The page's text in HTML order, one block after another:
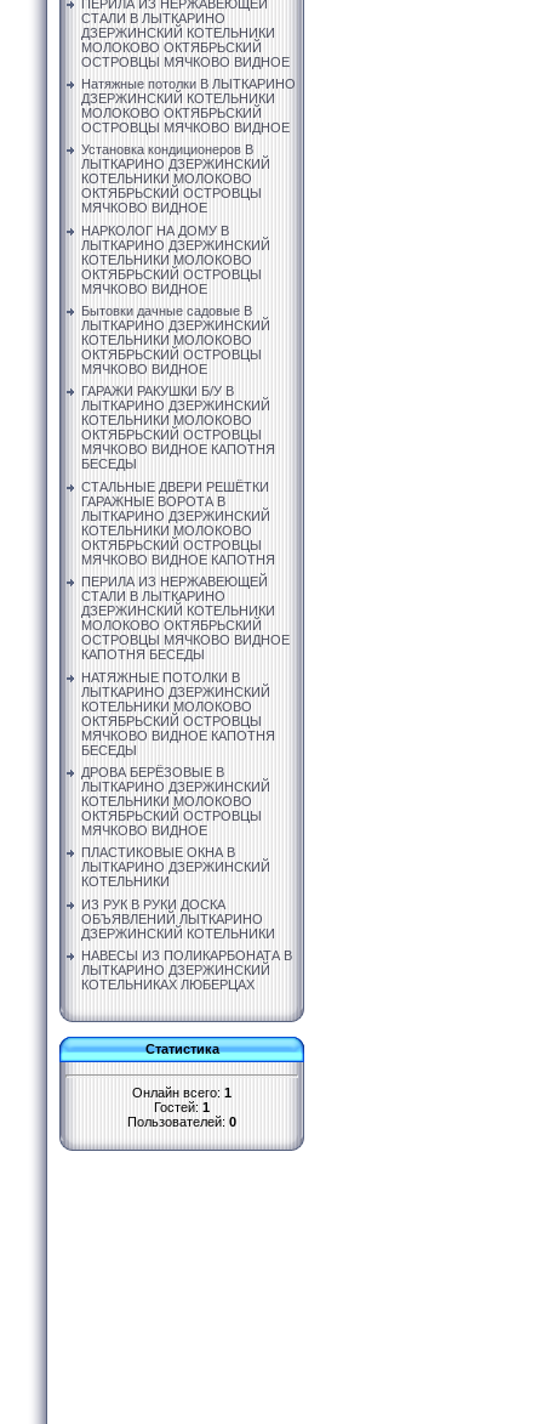
ПЕРИЛА ИЗ НЕРЖАВЕЮЩЕЙ
СТАЛИ В ЛЫТКАРИНО
ДЗЕРЖИНСКИЙ КОТЕЛЬНИКИ
МОЛОКОВО ОКТЯБРЬСКИЙ
ОСТРОВЦЫ МЯЧКОВО ВИДНОЕ
Натяжные потолки В ЛЫТКАРИНО
ДЗЕРЖИНСКИЙ КОТЕЛЬНИКИ
МОЛОКОВО ОКТЯБРЬСКИЙ
ОСТРОВЦЫ МЯЧКОВО ВИДНОЕ
Установка кондиционеров В
ЛЫТКАРИНО ДЗЕРЖИНСКИЙ
КОТЕЛЬНИКИ МОЛОКОВО
ОКТЯБРЬСКИЙ ОСТРОВЦЫ
МЯЧКОВО ВИДНОЕ
НАРКОЛОГ НА ДОМУ В
ЛЫТКАРИНО ДЗЕРЖИНСКИЙ
КОТЕЛЬНИКИ МОЛОКОВО
ОКТЯБРЬСКИЙ ОСТРОВЦЫ
МЯЧКОВО ВИДНОЕ
Бытовки дачные садовые В
ЛЫТКАРИНО ДЗЕРЖИНСКИЙ
КОТЕЛЬНИКИ МОЛОКОВО
ОКТЯБРЬСКИЙ ОСТРОВЦЫ
МЯЧКОВО ВИДНОЕ
ГАРАЖИ РАКУШКИ Б/У В
ЛЫТКАРИНО ДЗЕРЖИНСКИЙ
КОТЕЛЬНИКИ МОЛОКОВО
ОКТЯБРЬСКИЙ ОСТРОВЦЫ
МЯЧКОВО ВИДНОЕ КАПОТНЯ
БЕСЕДЫ
СТАЛЬНЫЕ ДВЕРИ РЕШЁТКИ
ГАРАЖНЫЕ ВОРОТА В
ЛЫТКАРИНО ДЗЕРЖИНСКИЙ
КОТЕЛЬНИКИ МОЛОКОВО
ОКТЯБРЬСКИЙ ОСТРОВЦЫ
МЯЧКОВО ВИДНОЕ КАПОТНЯ
ПЕРИЛА ИЗ НЕРЖАВЕЮЩЕЙ
СТАЛИ В ЛЫТКАРИНО
ДЗЕРЖИНСКИЙ КОТЕЛЬНИКИ
МОЛОКОВО ОКТЯБРЬСКИЙ
ОСТРОВЦЫ МЯЧКОВО ВИДНОЕ
КАПОТНЯ БЕСЕДЫ
НАТЯЖНЫЕ ПОТОЛКИ В
ЛЫТКАРИНО ДЗЕРЖИНСКИЙ
КОТЕЛЬНИКИ МОЛОКОВО
ОКТЯБРЬСКИЙ ОСТРОВЦЫ
МЯЧКОВО ВИДНОЕ КАПОТНЯ
БЕСЕДЫ
ДРОВА БЕРЁЗОВЫЕ В
ЛЫТКАРИНО ДЗЕРЖИНСКИЙ
КОТЕЛЬНИКИ МОЛОКОВО
ОКТЯБРЬСКИЙ ОСТРОВЦЫ
МЯЧКОВО ВИДНОЕ
ПЛАСТИКОВЫЕ ОКНА В
ЛЫТКАРИНО ДЗЕРЖИНСКИЙ
КОТЕЛЬНИКИ
ИЗ РУК В РУКИ ДОСКА
ОБЪЯВЛЕНИЙ ЛЫТКАРИНО
ДЗЕРЖИНСКИЙ КОТЕЛЬНИКИ
НАВЕСЫ ИЗ ПОЛИКАРБОНАТА В
ЛЫТКАРИНО ДЗЕРЖИНСКИЙ
КОТЕЛЬНИКАХ ЛЮБЕРЦАХ
Статистика
Онлайн всего: 1
Гостей: 1
Пользователей: 0